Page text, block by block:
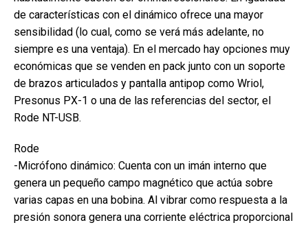
de características con el dinámico ofrece una mayor
sensibilidad (lo cual, como se verá más adelante, no
siempre es una ventaja). En el mercado hay opciones muy
económicas que se venden en pack junto con un soporte
de brazos articulados y pantalla antipop como Wriol,
Presonus PX-1 o una de las referencias del sector, el
Rode NT-USB.
Rode
-Micrófono dinámico: Cuenta con un imán interno que
genera un pequeño campo magnético que actúa sobre
varias capas en una bobina. Al vibrar como respuesta a la
presión sonora genera una corriente eléctrica proporcional